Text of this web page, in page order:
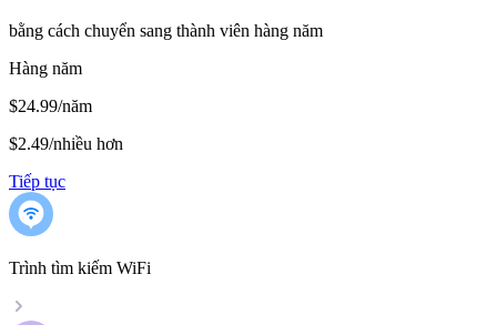
bằng cách chuyển sang thành viên hàng năm
Hàng năm
$24.99/năm
$2.49/nhiều hơn
Tiếp tục
Trình tìm kiếm WiFi